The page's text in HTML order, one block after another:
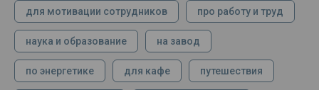
для мотивации сотрудников про работу и труд
наука и образование на завод
по энергетике для кафе путешествия